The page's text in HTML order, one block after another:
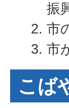
振
市
市
こば